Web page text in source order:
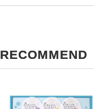
RECOMMEND